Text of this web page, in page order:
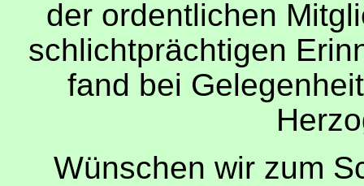
der ordentlichen
schlichtprächtigen
fand bei Gelegenheit
Wünschen wir zum